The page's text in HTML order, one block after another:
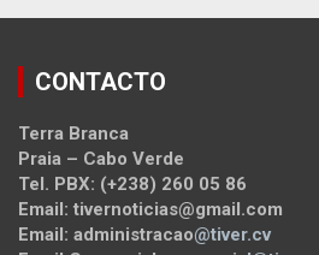
CONTACTO
Terra Branca
Praia – Cabo Verde
Tel. PBX: (+238) 260 05 86
Email: tivernoticias@gmail.com
Email: administracao@tiver.cv